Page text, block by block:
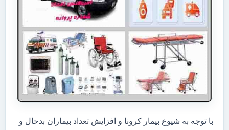
با توجه به شیوع بیمار کرونا و افزایش تعداد بیماران بدحال و